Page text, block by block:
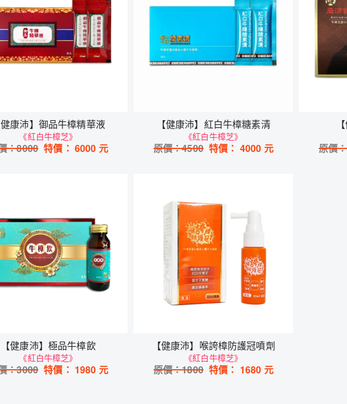
康沛】御品牛樟精華液
《紅白牛樟芝》
：8000 特價： 6000 元
【健康沛】紅白牛樟糖素清
《紅白牛樟芝》
原價：4500 特價： 4000 元 原價：
【健康沛】極品牛樟飲
《紅白牛樟芝》
：3000 特價： 1980 元
【健康沛】喉誇樟防護冠噴劑
《紅白牛樟芝》
原價：1800 特價： 1680 元